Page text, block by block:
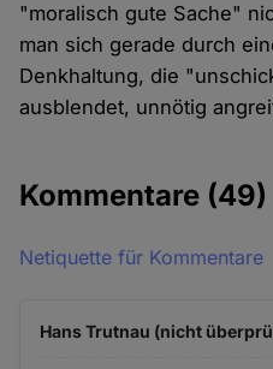
"moralisch gute Sache"
man sich gerade durch
Denkhaltung, die
ausblendet, unnötig
Kommentare (49)
Netiquette für Kommentare
Hans Trutnau (nicht